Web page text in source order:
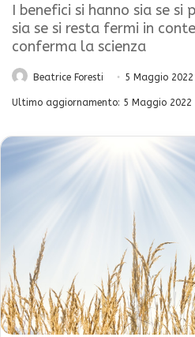
I benefici si hanno sia se
sia se si resta fermi in
conferma la scienza
Beatrice Foresti 5 Maggio 2022
Ultimo aggiornamento: 5 Maggio 2022